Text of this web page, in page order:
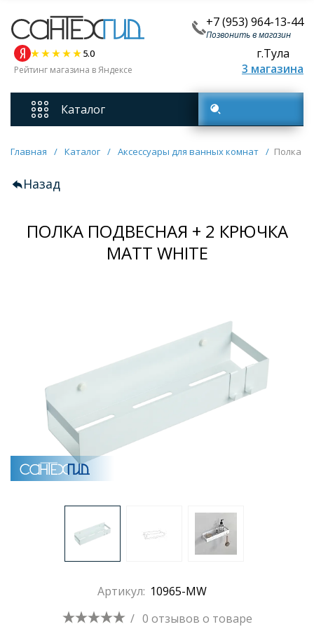
+7 (953) 964-13-44
Позвонить в магазин
5.0
Рейтинг магазина в Яндексе
г.Тула
3 магазина
Каталог
Смесители
Унитазы
Мебель для ванных комнат
Душевые кабины
Полотенцесушители
Аксессуары для ванных комнат
Душевые поддоны
Душевые уголки и ограждения
Главная / Каталог / Аксессуары для ванных комнат / Полка
Назад
ПОЛКА ПОДВЕСНАЯ + 2 КРЮЧКА
MATT WHITE
Артикул: 10965-MW
/ 0 отзывов о товаре